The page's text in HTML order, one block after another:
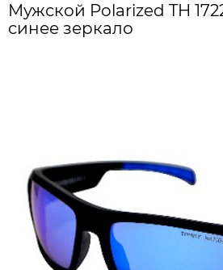
Мужской Polarized TH
синее зеркало